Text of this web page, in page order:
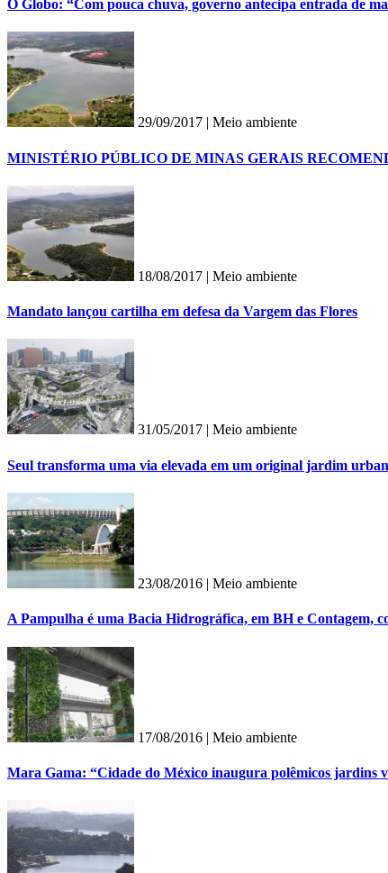
O Globo: “Com pouca chuva, governo antecipa entrada de
29/09/2017 | Meio ambiente
MINISTÉRIO PÚBLICO DE MINAS GERAIS
18/08/2017 | Meio ambiente
Mandato lançou cartilha em defesa da Vargem das Flores
31/05/2017 | Meio ambiente
Seul transforma uma via elevada em um original jardim
23/08/2016 | Meio ambiente
A Pampulha é uma Bacia Hidrográfica, em BH e Contagem,
17/08/2016 | Meio ambiente
Mara Gama: “Cidade do México inaugura polêmicos jardins